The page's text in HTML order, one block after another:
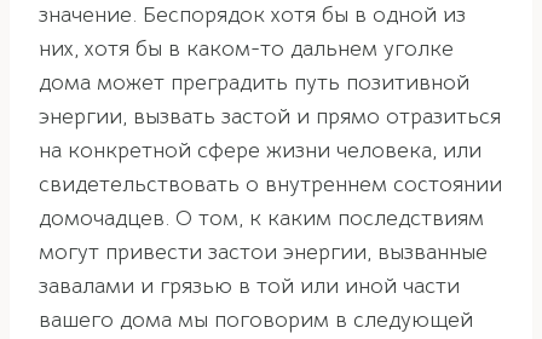
значение. Беспорядок хотя бы в одной из
них, хотя бы в каком-то дальнем уголке
дома может преградить путь позитивной
энергии, вызвать застой и прямо отразиться
на конкретной сфере жизни человека, или
свидетельствовать о внутреннем состоянии
домочадцев. О том, к каким последствиям
могут привести застои энергии, вызванные
завалами и грязью в той или иной части
вашего дома мы поговорим в следующей